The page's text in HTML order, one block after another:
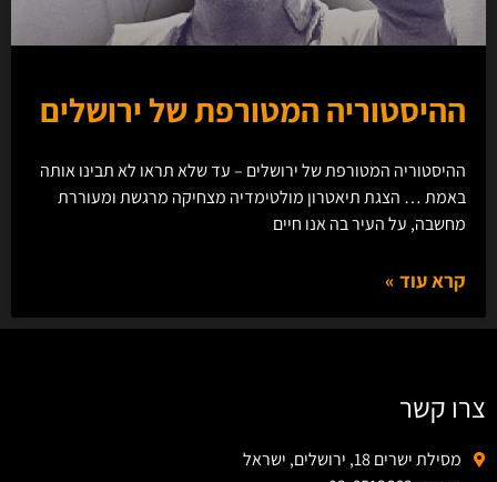
ההיסטוריה המטורפת של ירושלים
ההיסטוריה המטורפת של ירושלים – עד שלא תראו לא תבינו אותה
באמת … הצגת תיאטרון מולטימדיה מצחיקה מרגשת ומעוררת
מחשבה, על העיר בה אנו חיים
קרא עוד »
צרו קשר
מסילת ישרים 18, ירושלים, ישראל